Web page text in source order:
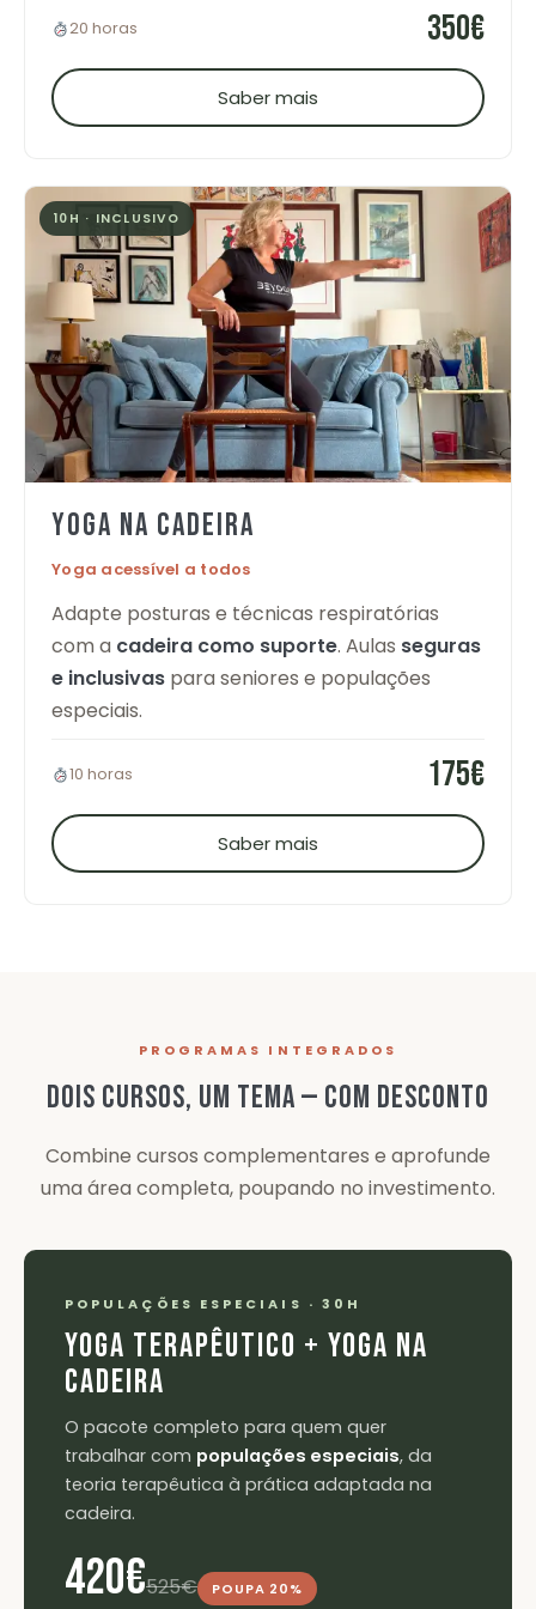
20 horas 350€
Saber mais
10H · INCLUSIVO
YOGA NA CADEIRA
Yoga acessível a todos
Adapte posturas e técnicas respiratórias
com a cadeira como suporte. Aulas seguras
e inclusivas para seniores e populações
especiais.
10 horas 175€
Saber mais
PROGRAMAS INTEGRADOS
DOIS CURSOS, UM TEMA — COM DESCONTO
Combine cursos complementares e aprofunde
uma área completa, poupando no investimento.
POPULAÇÕES ESPECIAIS · 30H
YOGA TERAPÊUTICO + YOGA NA
CADEIRA
O pacote completo para quem quer
trabalhar com populações especiais, da
teoria terapêutica à prática adaptada na
cadeira.
420€525€ POUPA 20%